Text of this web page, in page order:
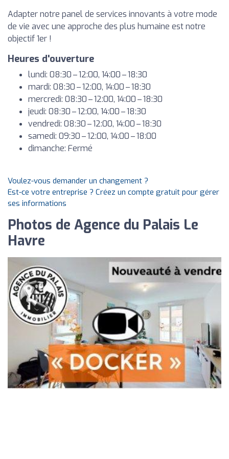
Adapter notre panel de services innovants à votre mode
de vie avec une approche des plus humaine est notre
objectif 1er !
Heures d'ouverture
lundi: 08:30 – 12:00, 14:00 – 18:30
mardi: 08:30 – 12:00, 14:00 – 18:30
mercredi: 08:30 – 12:00, 14:00 – 18:30
jeudi: 08:30 – 12:00, 14:00 – 18:30
vendredi: 08:30 – 12:00, 14:00 – 18:30
samedi: 09:30 – 12:00, 14:00 – 18:00
dimanche: Fermé
Voulez-vous demander un changement ?
Est-ce votre entreprise ? Créez un compte gratuit pour gérer
ses informations
Photos de Agence du Palais Le
Havre